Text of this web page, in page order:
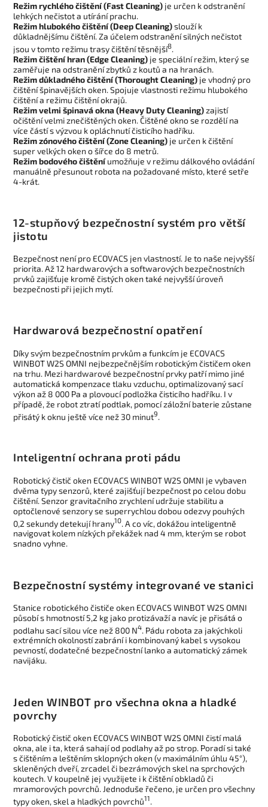
Režim rychlého čištění (Fast Cleaning) je určen k odstranění
lehkých nečistot a utírání prachu.
Režim hlubokého čištění (Deep Cleaning)slouží k
důkladnějšímu čištění. Za účelem odstranění silných nečistot
jsou v tomto režimu trasy čištění těsnější8.
Režim čištění hran (Edge Cleaning) je speciální režim, který se
zaměřuje na odstranění zbytků z koutů a na hranách.
Režim důkladného čištění (Thorought Cleaning) je vhodný pro
čištění špinavějších oken. Spojuje vlastnosti režimu hlubokého
čištění a režimu čištění okrajů.
Režim velmi špinavá okna (Heavy Duty Cleaning)zajistí
očištění velmi znečištěných oken. Čištěné okno se rozdělí na
více částí s výzvou k opláchnutí čisticího hadříku.
Režim zónového čištění (Zone Cleaning) je určen k čištění
super velkých oken o šířce do 8 metrů.
Režim bodového čištění umožňuje v režimu dálkového ovládání
manuálně přesunout robota na požadované místo, které setře
4-krát.
12-stupňový bezpečnostní systém pro větší
jistotu
Bezpečnost není pro ECOVACS jen vlastností. Je to naše nejvyšší
priorita. Až 12 hardwarových a softwarových bezpečnostních
prvků zajišťuje kromě čistých oken také nejvyšší úroveň
bezpečnosti při jejich mytí.
Hardwarová bezpečnostní opatření
Díky svým bezpečnostním prvkům a funkcím je ECOVACS
WINBOT W2S OMNI nejbezpečnějším robotickým čističem oken
na trhu. Mezi hardwarové bezpečnostní prvky patří mimo jiné
automatická kompenzace tlaku vzduchu, optimalizovaný sací
výkon až 8 000 Pa a plovoucí podložka čisticího hadříku. I v
případě, že robot ztratí podtlak, pomocí záložní baterie zůstane
přisátý k oknu ještě více než 30 minut9
Inteligentní ochrana proti pádu
Robotický čistič oken ECOVACS WINBOT W2S OMNI je vybaven
dvěma typy senzorů, které zajišťují bezpečnost po celou dobu
čištění. Senzor gravitačního zrychlení udržuje stabilitu a
optočlenové senzory se superrychlou dobou odezvy pouhých
0,2 sekundy detekují hrany10 . A co víc, dokážou inteligentně
navigovat kolem nízkých překážek nad 4 mm, kterým se robot
snadno vyhne.
Bezpečnostní systémy integrované ve stanici
Stanice robotického čističe oken ECOVACS WINBOT W2S OMNI
působí s hmotností 5,2 kg jako protizávaží a navíc je přisátá o
podlahu sací silou více než 800 N4 . Pádu robota za jakýchkoli
extrémních okolností zabrání i kombinovaný kabel s vysokou
pevností, dodatečné bezpečnostní lanko a automatický zámek
navijáku.
Jeden WINBOT pro všechna okna a hladké
povrchy
Robotický čistič oken ECOVACS WINBOT W2S OMNI čistí malá
okna, ale i ta, která sahají od podlahy až po strop. Poradí si také
s čištěním a leštěním sklopných oken (v maximálním úhlu 45°),
skleněných dveří, zrcadel či bezrámových skel na sprchových
koutech. V koupelně jej využijete i k čištění obkladů či
mramorových povrchů. Jednoduše řečeno, je určen pro všechny
typy oken, skel a hladkých povrchů11